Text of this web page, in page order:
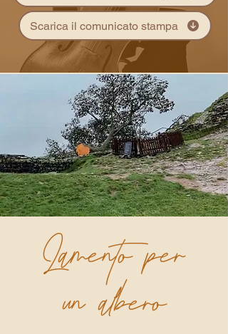
Scarica il comunicato stampa
Lamento per
un albero